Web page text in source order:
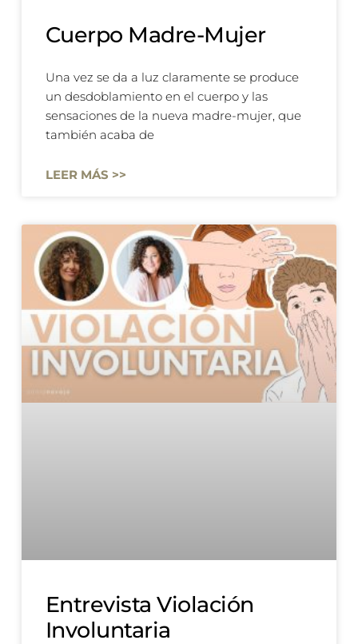
Cuerpo Madre-Mujer
Una vez se da a luz claramente se produce
un desdoblamiento en el cuerpo y las
sensaciones de la nueva madre-mujer, que
también acaba de
LEER MÁS >>
Entrevista Violación
Involuntaria